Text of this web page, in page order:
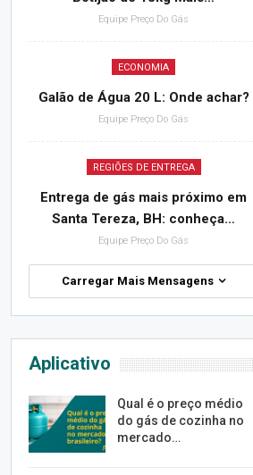
Equipe Preço Do Gás
ECONOMIA
Galão de Água 20 L: Onde achar?
Equipe Preço Do Gás
REGIÕES DE ENTREGA
Entrega de gás mais próximo em
Santa Tereza, BH: conheça…
Equipe Preço Do Gás
Carregar Mais Mensagens
Aplicativo
Qual é o preço médio
do gás de cozinha no
mercado…